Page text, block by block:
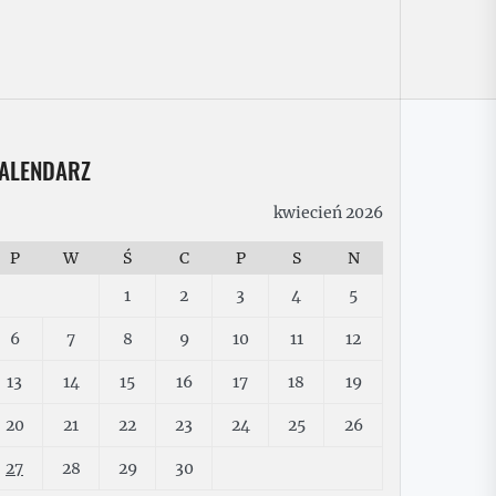
kwiecień 2026
P W Ś C P S
N
1
2 3 4 5
6 7 8 9 10 11 12
13 14 15 16 17 18 19
20 21 22 23 24 25 26
27 28 29
30